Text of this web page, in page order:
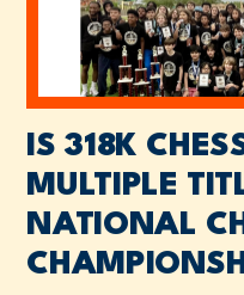
IS 318K
MULTIPLE
NATIONAL